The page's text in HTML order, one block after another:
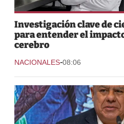
Investigación clave de
para entender el
cerebro
NACIONALES-08:06